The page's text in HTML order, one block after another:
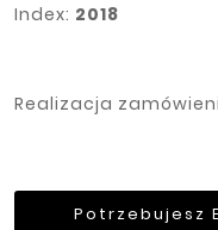
Index: 2018
Realizacja
Potrzebujesz